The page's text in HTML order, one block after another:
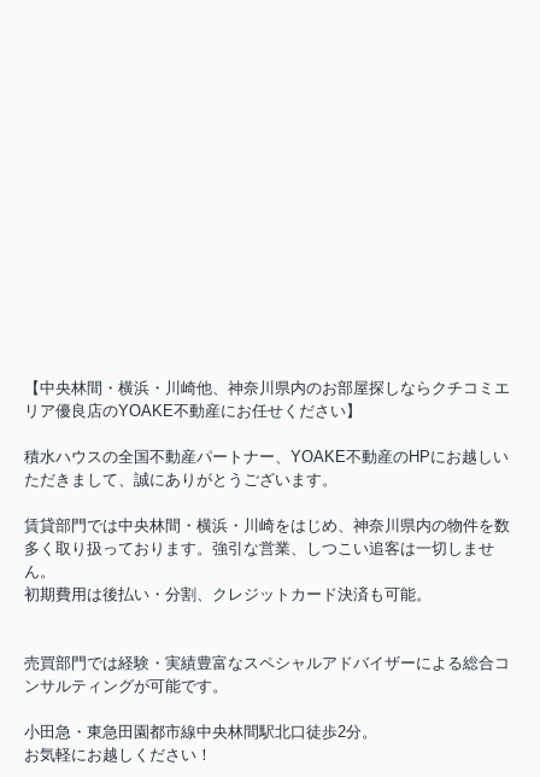
【中央林間・横浜・川崎他、神奈川県内のお部屋探しならクチコミエ
リア優良店のYOAKE不動産にお任せください】
積水ハウスの全国不動産パートナー、YOAKE不動産のHPにお越しい
ただきまして、誠にありがとうございます。
賃貸部門では中央林間・横浜・川崎をはじめ、神奈川県内の物件を数
多く取り扱っております。強引な営業、しつこい追客は一切しませ
ん。
初期費用は後払い・分割、クレジットカード決済も可能。
売買部門では経験・実績豊富なスペシャルアドバイザーによる総合コ
ンサルティングが可能です。
小田急・東急田園都市線中央林間駅北口徒歩2分。
お気軽にお越しください！